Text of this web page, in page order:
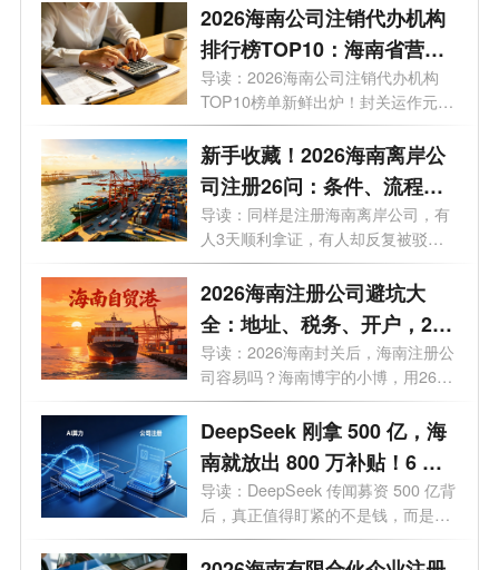
2026海南公司注销代办机构
排行榜TOP10：海南省营业
执照注销哪家好？
导读：2026海南公司注销代办机构
TOP10榜单新鲜出炉！封关运作元
年，企业退出...
新手收藏！2026海南离岸公
司注册26问：条件、流程、
优惠全梳理
导读：同样是注册海南离岸公司，有
人3天顺利拿证，有人却反复被驳
回？今...
2026海南注册公司避坑大
全：地址、税务、开户，26
个问题一次讲透
导读：2026海南封关后，海南注册公
司容易吗？海南博宇的小博，用26个
问题，...
DeepSeek 刚拿 500 亿，海
南就放出 800 万补贴！6 月
20 日起，注册公司能"白
嫖"算力吗？
导读：DeepSeek 传闻募资 500 亿背
后，真正值得盯紧的不是钱，而是海
南悄悄布...